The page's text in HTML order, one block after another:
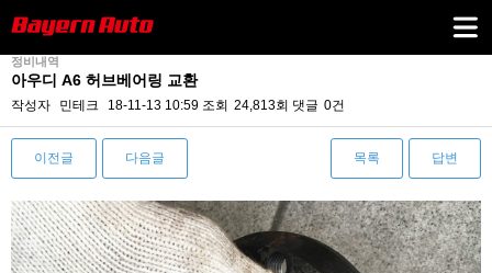
정비내역
아우디 A6 허브베어링 교환
작성자 민테크 18-11-13 10:59 조회 24,813회 댓글 0건
이전글 다음글 목록 답변
본문